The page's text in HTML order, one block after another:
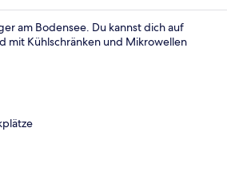
am Bodensee. Du kannst dich auf
mit Kühlschränken und Mikrowellen